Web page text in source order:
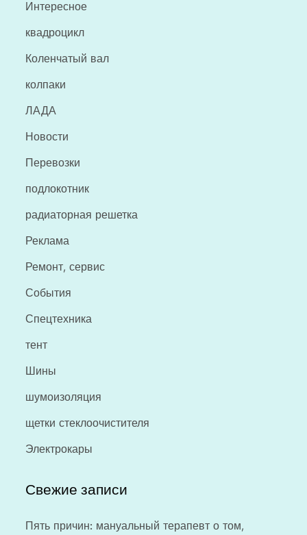
Интересное
квадроцикл
Коленчатый вал
колпаки
ЛАДА
Новости
Перевозки
подлокотник
радиаторная решетка
Реклама
Ремонт, сервис
События
Спецтехника
тент
Шины
шумоизоляция
щетки стеклоочистителя
Электрокары
Свежие записи
Пять причин: мануальный терапевт о том,